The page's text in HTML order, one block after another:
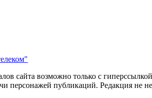
сайта возможно только с
персонажей публикаций. Редакция не